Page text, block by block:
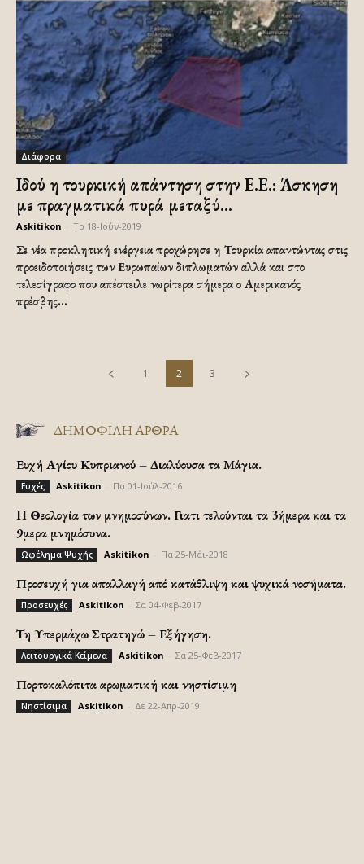
Διάφορα
Ιδού η τουρκική απάντηση στην Ε.Ε.: Άσκηση
με πραγματικά πυρά μεταξύ...
Askitikon Τρ 18-Ιούν-2019
Σε νέα προκλητική ενέργεια προχώρησε η Τουρκία απαντώντας στις
προειδοποιήσεις των Ευρωπαίων διπλωματών αλλά και στο
τελεσίγραφο που απέστειλε νωρίτερα σήμερα ο Αμερικανός
πρέσβης...
1 2 3
ΔΗΜΟΦΙΛΗ ΑΡΘΡΑ
Ευχή Αγίου Κυπριανού – Διαλύουσα τα Μάγια.
Ευχές Askitikon Πα 01-Ιούλ-2016
H Θεολογία των μνημοσύνων. Γιατι τελούνται τα 3ήμερα και τα
9μερα μνημόσυνα.
Ωφέλημα Ψυχής Askitikon Πα 25-Μάι-2018
Προσευχή για απαλλαγή από κατάθλιψη και ψυχικά νοσήματα.
Προσευχές Askitikon Σα 04-Φεβ-2017
Τη Υπερμάχω Στρατηγώ – Εξήγηση.
Λειτουργικά Κείμενα Askitikon Σα 25-Φεβ-2017
Πορτοκαλόπιτα αρωματική και νηστίσιμη
Νηστίσιμα Askitikon Δε 22-Απρ-2019